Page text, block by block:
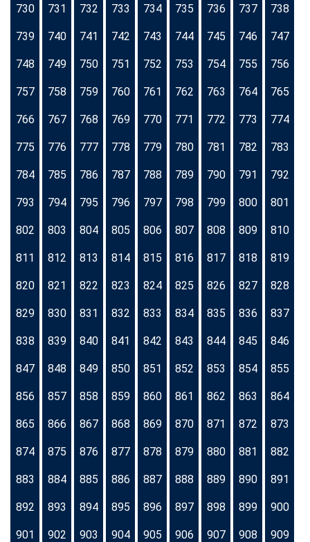
730 731 732 733 734 735 736 737 738
739 740 741 742 743 744 745 746 747
748 749 750 751 752 753 754 755 756
757 758 759 760 761 762 763 764 765
766 767 768 769 770 771 772 773 774
775 776 777 778 779 780 781 782 783
784 785 786 787 788 789 790 791 792
793 794 795 796 797 798 799 800 801
802 803 804 805 806 807 808 809 810
811 812 813 814 815 816 817 818 819
820 821 822 823 824 825 826 827 828
829 830 831 832 833 834 835 836 837
838 839 840 841 842 843 844 845 846
847 848 849 850 851 852 853 854 855
856 857 858 859 860 861 862 863 864
865 866 867 868 869 870 871 872 873
874 875 876 877 878 879 880 881 882
883 884 885 886 887 888 889 890 891
892 893 894 895 896 897 898 899 900
901 902 903 904 905 906 907 908 909